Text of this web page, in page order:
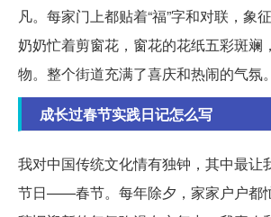
凡。每家门上都贴着“福”字和对联，象
奶奶忙着剪窗花，窗花的花纸五彩斑斓
物。整个街道充满了喜庆和热闹的气氛。
成长过春节实践日记怎么写
我对中国传统文化情有独钟，其中最让
节日——春节。每年除夕，家家户户都